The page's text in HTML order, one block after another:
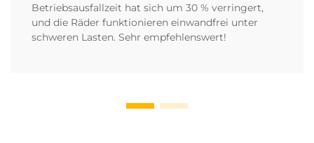
Betriebsausfallzeit hat sich um 30 % verringert,
und die Räder funktionieren einwandfrei unter
schweren Lasten. Sehr empfehlenswert!